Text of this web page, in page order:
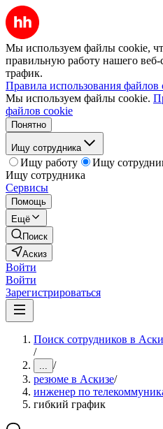
Мы используем файлы cookie,
правильную работу нашего веб-
трафик.
Правила использования файлов
Мы используем файлы cookie.
файлов cookie
Понятно
Ищу сотрудника
Ищу работу
Ищу
Ищу сотрудника
Сервисы
Помощь
Ещё
Поиск
Аскиз
Войти
Войти
Зарегистрироваться
Поиск сотрудников в
/
... /
резюме в Аскизе/
инженер по
гибкий график